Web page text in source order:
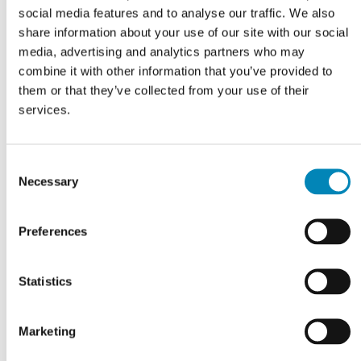
social media features and to analyse our traffic. We also
share information about your use of our site with our social
media, advertising and analytics partners who may
combine it with other information that you’ve provided to
them or that they’ve collected from your use of their
services.
Selection
Necessary
Preferences
Statistics
Marketing
Professionel rådgivning
VI TILBYDER DIG
LÆS MERE